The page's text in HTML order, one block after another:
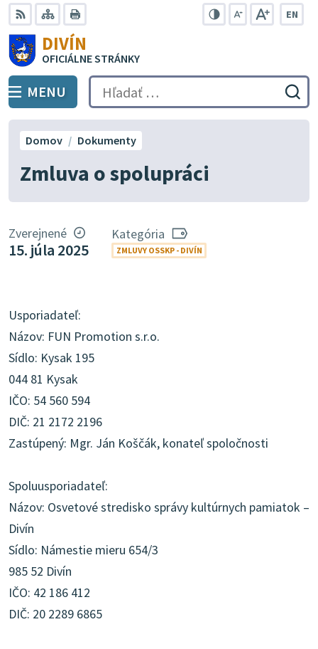
Preskočiť
na
obsah
RSS Mapa
EN
DIVÍN
OFICIÁLNE STRÁNKY
PREPNÚŤ
MENU Hľadať:
Zmluva o spolupráci
Domov Dokumenty
Zverejnené
15. júla 2025
Kategória
ZMLUVY OSSKP - DIVÍN
Usporiadateľ:
Názov: FUN Promotion s.r.o.
Sídlo: Kysak 195
044 81 Kysak
IČO: 54 560 594
DIČ: 21 2172 2196
Zastúpený: Mgr. Ján Koščák, konateľ spoločnosti
Spoluusporiadateľ:
Názov: Osvetové stredisko správy kultúrnych pamiatok –
Divín
Sídlo: Námestie mieru 654/3
985 52 Divín
IČO: 42 186 412
DIČ: 20 2289 6865